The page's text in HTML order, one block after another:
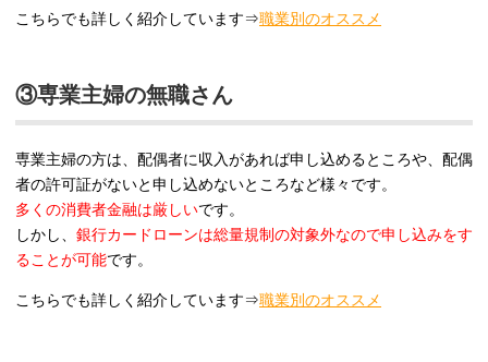
こちらでも詳しく紹介しています⇒職業別のオススメ
③専業主婦の無職さん
専業主婦の方は、配偶者に収入があれば申し込めるところや、配偶
者の許可証がないと申し込めないところなど様々です。
多くの消費者金融は厳しいです。
しかし、 銀行カードローンは総量規制の対象外なので申し込みをす
ることが可能です。
こちらでも詳しく紹介しています⇒職業別のオススメ